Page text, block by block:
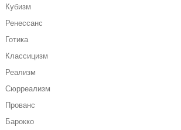
Кубизм
Ренессанс
Готика
Классицизм
Реализм
Сюрреализм
Прованс
Барокко